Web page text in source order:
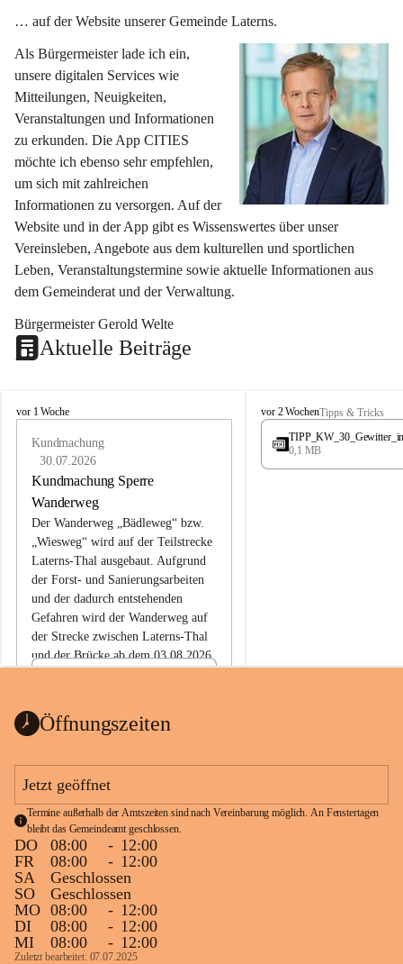
… auf der Website unserer Gemeinde Laterns.
Als Bürgermeister lade ich ein,
unsere digitalen Services wie
Mitteilungen, Neuigkeiten,
Veranstaltungen und Informationen
zu erkunden. Die App CITIES
möchte ich ebenso sehr empfehlen,
um sich mit zahlreichen
Informationen zu versorgen. Auf der
Website und in der App gibt es Wissenswertes über unser
Vereinsleben, Angebote aus dem kulturellen und sportlichen
Leben, Veranstaltungstermine sowie aktuelle Informationen aus
dem Gemeinderat und der Verwaltung.
Bürgermeister Gerold Welte
Aktuelle Beiträge
L
vor 1 Woche
Kundmachung
30.07.2026
Kundmachung Sperre
Wanderweg
Der Wanderweg „Bädleweg“ bzw.
„Wiesweg“ wird auf der Teilstrecke
Laterns-Thal ausgebaut. Aufgrund
der Forst- und Sanierungsarbeiten
und der dadurch entstehenden
Gefahren wird der Wanderweg auf
der Strecke zwischen Laterns-Thal
und der Brücke ab dem 03.08.2026
ht
1 Seite•0,1 MB
L
a
e
vor 2 WochenTipps & Tricks
0,1 MB
Öffnungszeiten
Jetzt geöffnet
Termine außerhalb der Amtszeiten sind nach Vereinbarung möglich. An Fenstertagen
bleibt das Gemeindeamt geschlossen.
DO 08:00 - 12:00
FR
08:00 - 12:00
SA
Geschlossen
SO
Geschlossen
MO 08:00 - 12:00
DI
08:00 - 12:00
MI
08:00 - 12:00
Zuletzt bearbeitet: 07.07.2025